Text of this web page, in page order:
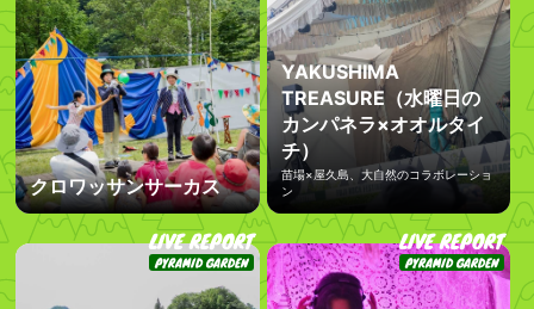
クロワッサンサーカス
YAKUSHIMA
TREASURE（水曜日の
カンパネラ×オオルタイ
チ）
苗場×屋久島、大自然のコラボレーショ
ン
LIVE REPORT
PYRAMID GARDEN
LIVE REPORT
PYRAMID GARDEN